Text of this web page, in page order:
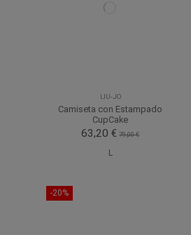
LIU-JO
Camiseta con Estampado
CupCake
63,20 € 79,00 €
L
-20%